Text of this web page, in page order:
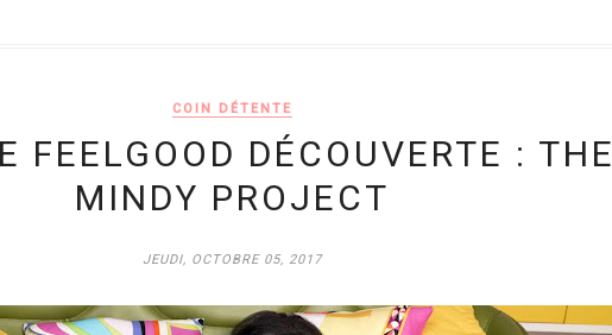
COIN DÉTENTE
FEELGOOD DÉCOUVERTE : THE
MINDY PROJECT
JEUDI, OCTOBRE 05, 2017